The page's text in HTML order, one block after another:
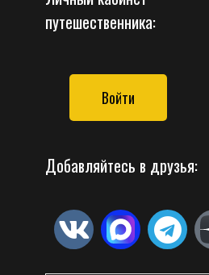
путешественника:
Войти
Добавляйтесь в друзья: